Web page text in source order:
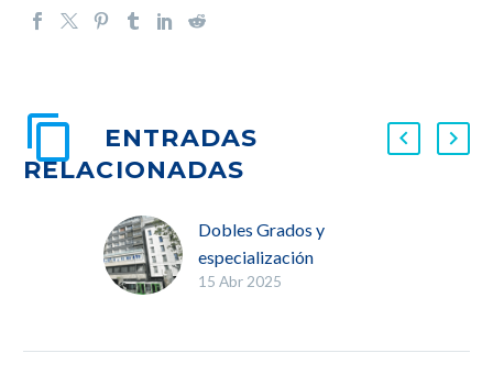
ENTRADAS
RELACIONADAS
Dobles Grados y
especialización
profesional en Bilbao
15 Abr 2025